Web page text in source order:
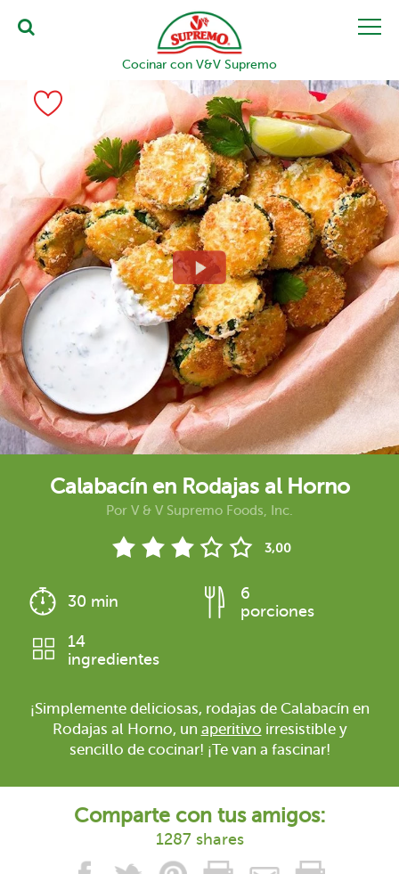
Cocinar con V&V Supremo
Calabacín en Rodajas al Horno
Por V & V Supremo Foods, Inc.
3,00
30 min
6
porciones
14
ingredientes
¡Simplemente deliciosas, rodajas de Calabacín en
Rodajas al Horno, un aperitivo irresistible y
sencillo de cocinar! ¡Te van a fascinar!
Comparte con tus amigos:
1287 shares